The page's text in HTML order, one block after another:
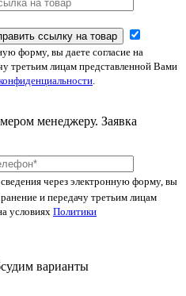
ссылку на товар
форму, вы даете согласие на
третьим лицам представленной Вами
менеджеру. Заявка
через электронную форму, вы
и передачу третьим лицам
условиях Политики
варианты